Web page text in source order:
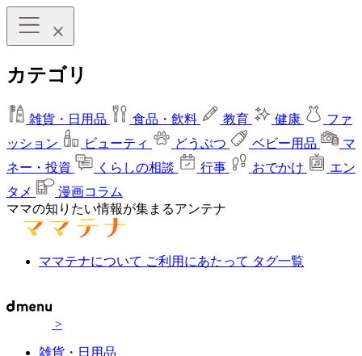
カテゴリ
雑貨・日用品 食品・飲料 教育 健康
ファ
ッション
ビューティ どうぶつ ベビー用品
マ
ネー・投資
くらしの相談 行事 おでかけ
エン
タメ
漫画コラム
ママの知りたい情報が集まるアンテナ
ママテナについて ご利用にあたって タグ一覧
>
雑貨・日用品